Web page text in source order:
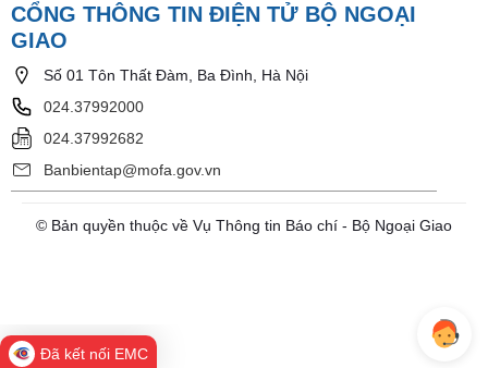
CỔNG THÔNG TIN ĐIỆN TỬ BỘ NGOẠI
GIAO
Số 01 Tôn Thất Đàm, Ba Đình, Hà Nội
024.37992000
024.37992682
Banbientap@mofa.gov.vn
© Bản quyền thuộc về Vụ Thông tin Báo chí - Bộ Ngoại Giao
Đã kết nối EMC